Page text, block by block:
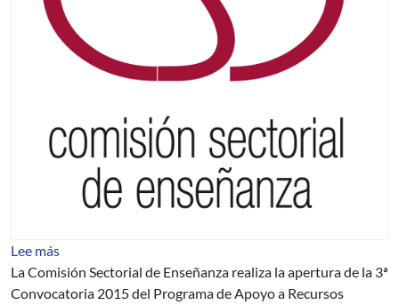
Lee mássobre CSE: Programa de Apoyo a Recursos Humanos -
La Comisión Sectorial de Enseñanza realiza la apertura de la 3ª
Convocatoria 2015 del Programa de Apoyo a Recursos